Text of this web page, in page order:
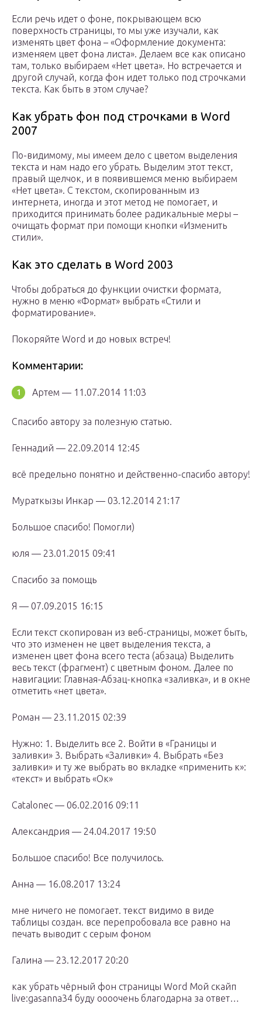
Если речь идет о фоне, покрывающем всю
поверхность страницы, то мы уже изучали, как
изменять цвет фона – «Оформление документа:
изменяем цвет фона листа». Делаем все как описано
там, только выбираем «Нет цвета». Но встречается и
другой случай, когда фон идет только под строчками
текста. Как быть в этом случае?
Как убрать фон под строчками в Word
2007
По-видимому, мы имеем дело с цветом выделения
текста и нам надо его убрать. Выделим этот текст,
правый щелчок, и в появившемся меню выбираем
«Нет цвета». С текстом, скопированным из
интернета, иногда и этот метод не помогает, и
приходится принимать более радикальные меры –
очищать формат при помощи кнопки «Изменить
стили».
Как это сделать в Word 2003
Чтобы добраться до функции очистки формата,
нужно в меню «Формат» выбрать «Стили и
форматирование».
Покоряйте Word и до новых встреч!
Комментарии:
Артем — 11.07.2014 11:03
Спасибо автору за полезную статью.
Геннадий — 22.09.2014 12:45
всё предельно понятно и действенно-спасибо автору!
Мураткызы Инкар — 03.12.2014 21:17
Большое спасибо! Помогли)
юля — 23.01.2015 09:41
Спасибо за помощь
Я — 07.09.2015 16:15
Если текст скопирован из веб-страницы, может быть,
что это изменен не цвет выделения текста, а
изменен цвет фона всего теста (абзаца) Выделить
весь текст (фрагмент) с цветным фоном. Далее по
навигации: Главная-Абзац-кнопка «заливка», и в окне
отметить «нет цвета».
Роман — 23.11.2015 02:39
Нужно: 1. Выделить все 2. Войти в «Границы и
заливки» 3. Выбрать «Заливки» 4. Выбрать «Без
заливки» и ту же выбрать во вкладке «применить к»:
«текст» и выбрать «Ок»
Catalonec — 06.02.2016 09:11
Александрия — 24.04.2017 19:50
Большое спасибо! Все получилось.
Анна — 16.08.2017 13:24
мне ничего не помогает. текст видимо в виде
таблицы создан. все перепробовала все равно на
печать выводит с серым фоном
Галина — 23.12.2017 20:20
как убрать чёрный фон страницы Word Мой скайп
live:gasanna34 буду оооочень благодарна за ответ…